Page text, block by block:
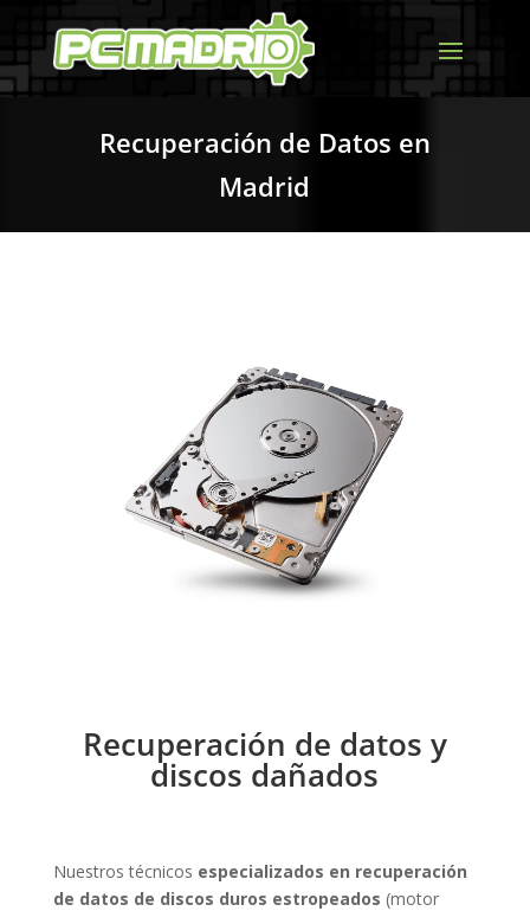
Recuperación de Datos en
Madrid
Recuperación de datos y
discos dañados
Nuestros técnicos especializados en recuperación
de datos de discos duros estropeados (motor